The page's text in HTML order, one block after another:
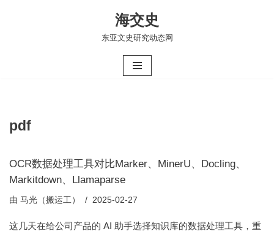
海交史
东亚文史研究动态网
pdf
OCR数据处理工具对比Marker、MinerU、Docling、
Markitdown、Llamaparse
由 马光（搬运工） 2025-02-27
这几天在给公司产品的 AI 助手选择知识库的数据处理工具，重